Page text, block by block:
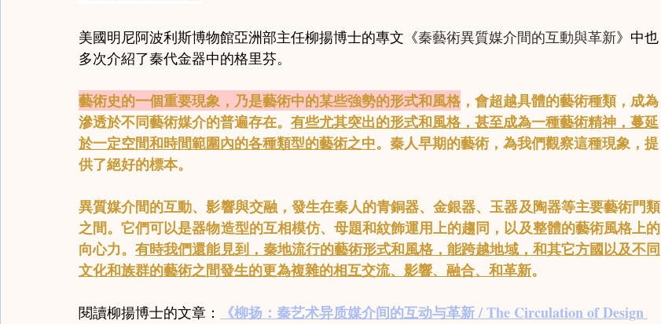
美國明尼阿波利斯博物館亞洲部主任柳揚博士的專文《秦藝術異質媒介間的互動與革新》中也
多次介紹了秦代金器中的格里芬。
藝術史的一個重要現象，乃是藝術中的某些強勢的形式和風格，會超越具體的藝術種類，成為
滲透於不同藝術媒介的普遍存在。 有些尤其突出的形式和風格，甚至成為一種藝術精神，蔓延
於一定空間和時間範圍內的各種類型的藝術之中。秦人早期的藝術，為我們觀察這種現象，提
供了絕好的標本。
異質媒介間的互動、影響與交融，發生在秦人的青銅器、金銀器、玉器及陶器等主要藝術門類
之間。它們可以是器物造型的互相模仿、母題和紋飾運用上的趨同，以及整體的藝術風格上的
向心力。有時我們還能見到，秦地流行的藝術形式和風格，能跨越地域，和其它方國以及不同
文化和族群的藝術之間發生的更為複雜的相互交流、影響、融合、和革新。
閱讀柳揚博士的文章：
《柳扬：秦艺术异质媒介间的互动与革新 / The Circulation of Design